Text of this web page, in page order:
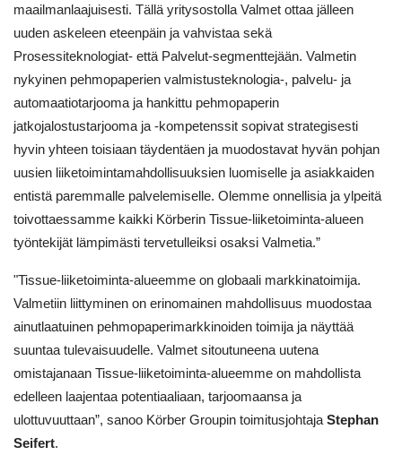
maailmanlaajuisesti. Tällä yritysostolla Valmet ottaa jälleen
uuden askeleen eteenpäin ja vahvistaa sekä
Prosessiteknologiat- että Palvelut-segmenttejään. Valmetin
nykyinen pehmopaperien valmistusteknologia-, palvelu- ja
automaatiotarjooma ja hankittu pehmopaperin
jatkojalostustarjooma ja -kompetenssit sopivat strategisesti
hyvin yhteen toisiaan täydentäen ja muodostavat hyvän pohjan
uusien liiketoimintamahdollisuuksien luomiselle ja asiakkaiden
entistä paremmalle palvelemiselle. Olemme onnellisia ja ylpeitä
toivottaessamme kaikki Körberin Tissue-liiketoiminta-alueen
työntekijät lämpimästi tervetulleiksi osaksi Valmetia.”
"Tissue-liiketoiminta-alueemme on globaali markkinatoimija.
Valmetiin liittyminen on erinomainen mahdollisuus muodostaa
ainutlaatuinen pehmopaperimarkkinoiden toimija ja näyttää
suuntaa tulevaisuudelle. Valmet sitoutuneena uutena
omistajanaan Tissue-liiketoiminta-alueemme on mahdollista
edelleen laajentaa potentiaaliaan, tarjoomaansa ja
ulottuvuuttaan”, sanoo Körber Groupin toimitusjohtaja Stephan
Seifert.